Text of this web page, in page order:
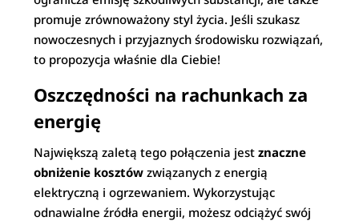
promuje zrównoważony styl życia. Jeśli szukasz
nowoczesnych i przyjaznych środowisku rozwiązań,
to propozycja właśnie dla Ciebie!
Oszczędności na rachunkach za
energię
Największą zaletą tego połączenia jestznaczne
obniżenie kosztów związanych z energią
elektryczną i ogrzewaniem. Wykorzystując
odnawialne źródła energii, możesz odciążyć swój